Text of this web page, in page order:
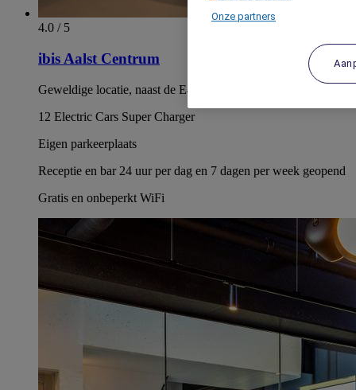
4.0 / 5
ibis Aalst Centrum
Geweldige locatie, naast de E40 en dicht bij het centrum!
12 Electric Cars Super Charger
Eigen parkeerplaats
Receptie en bar 24 uur per dag en 7 dagen per week geopend
Gratis en onbeperkt WiFi
Onze partners